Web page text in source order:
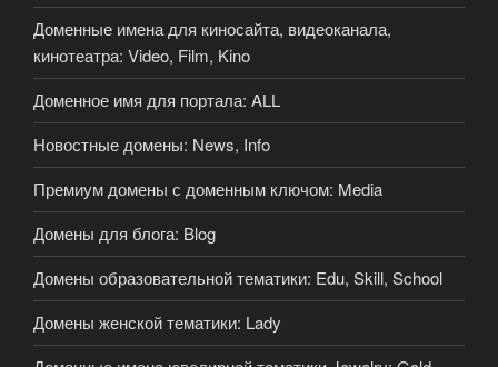
Доменные имена для киносайта, видеоканала,
кинотеатра: Video, Film, Kino
Доменное имя для портала: ALL
Новостные домены: News, Info
Премиум домены с доменным ключом: Media
Домены для блога: Blog
Домены образовательной тематики: Edu, Skill, School
Домены женской тематики: Lady